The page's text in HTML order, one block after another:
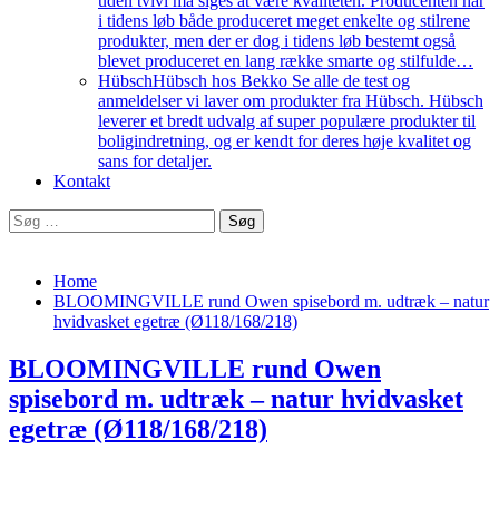
i tidens løb både produceret meget enkelte og stilrene
produkter, men der er dog i tidens løb bestemt også
blevet produceret en lang række smarte og stilfulde…
HübschHübsch hos Bekko Se alle de test og
anmeldelser vi laver om produkter fra Hübsch. Hübsch
leverer et bredt udvalg af super populære produkter til
boligindretning, og er kendt for deres høje kvalitet og
sans for detaljer.
Kontakt
Søg
efter:
Home
BLOOMINGVILLE rund Owen spisebord m. udtræk – natur
hvidvasket egetræ (Ø118/168/218)
BLOOMINGVILLE rund Owen
spisebord m. udtræk – natur hvidvasket
egetræ (Ø118/168/218)